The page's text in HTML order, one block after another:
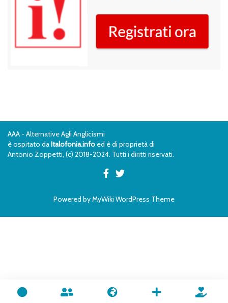
AAA - Alternative Agli Anglicismi
è ospitato daItalofonia.info ed è di proprietà di
Antonio Zoppetti, (c) 2018-2024. Tutti i diritti riservati.
Powered byMyWiki WordPress Theme